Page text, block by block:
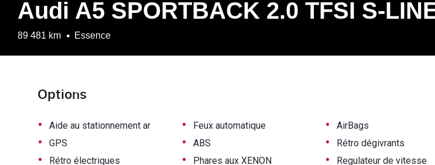
Audi A5 SPORTBACK 2.0 TFSI S-
89 481 km Essence
Options
• Aide au stationnement ar • Feux automatique • AirBags
• GPS • ABS • Rétro dégivrants
• Rétro électriques • Phares aux XENON • Regulateur de vitesse